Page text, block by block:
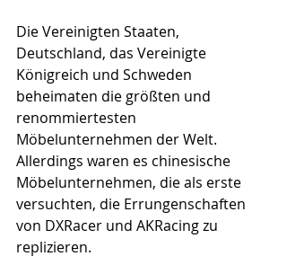
Die Vereinigten Staaten,
Deutschland, das Vereinigte
Königreich und Schweden
beheimaten die größten und
renommiertesten
Möbelunternehmen der Welt.
Allerdings waren es chinesische
Möbelunternehmen, die als erste
versuchten, die Errungenschaften
von DXRacer und AKRacing zu
replizieren.